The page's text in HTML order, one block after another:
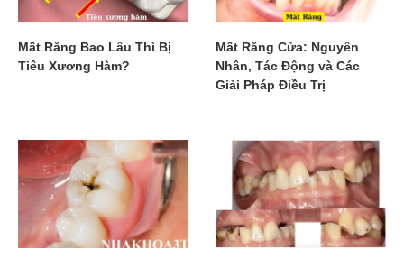
Mất Răng Bao Lâu Thì Bị
Tiêu Xương Hàm?
Mất Răng Cửa: Nguyên
Nhân, Tác Động và Các
Giải Pháp Điều Trị